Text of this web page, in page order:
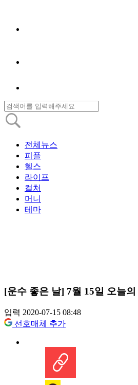
전체뉴스
피플
헬스
라이프
컬처
머니
테마
[운수 좋은 날] 7월 15일 오늘의
입력 2020-07-15 08:48
선호매체 추가